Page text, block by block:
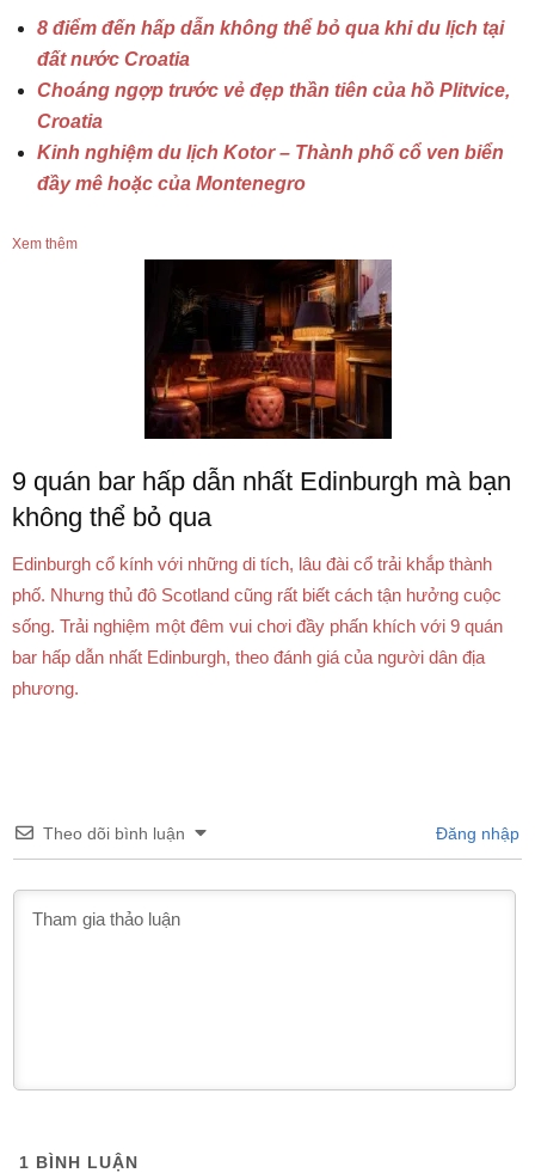
8 điểm đến hấp dẫn không thể bỏ qua khi du lịch tại
đất nước Croatia
Choáng ngợp trước vẻ đẹp thần tiên của hồ Plitvice,
Croatia
Kinh nghiệm du lịch Kotor – Thành phố cổ ven biển
đầy mê hoặc của Montenegro
Xem thêm
9 quán bar hấp dẫn nhất Edinburgh mà bạn
không thể bỏ qua
Edinburgh cổ kính với những di tích, lâu đài cổ trải khắp thành
phố. Nhưng thủ đô Scotland cũng rất biết cách tận hưởng cuộc
sống. Trải nghiệm một đêm vui chơi đầy phấn khích với 9 quán
bar hấp dẫn nhất Edinburgh, theo đánh giá của người dân địa
phương.
Theo dõi bình luận Đăng nhập
1 BÌNH LUẬN